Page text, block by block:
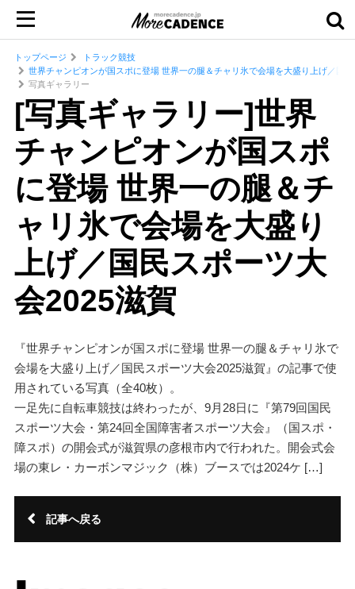
トップページ
トラック競技
世界チャンピオンが国スポに登場 世界一の腿＆チャリ氷で会場を大盛り上げ／国
写真ギャラリー
[写真ギャラリー]世界
チャンピオンが国スポ
に登場 世界一の腿＆チ
ャリ氷で会場を大盛り
上げ／国民スポーツ大
会2025滋賀
『世界チャンピオンが国スポに登場 世界一の腿＆チャリ氷で
会場を大盛り上げ／国民スポーツ大会2025滋賀』の記事で使
用されている写真（全40枚）。
一足先に自転車競技は終わったが、9月28日に『第79回国民
スポーツ大会・第24回全国障害者スポーツ大会』（国スポ・
障スポ）の開会式が滋賀県の彦根市内で行われた。開会式会
場の東レ・カーボンマジック（株）ブースでは2024ケ […]
記事へ戻る